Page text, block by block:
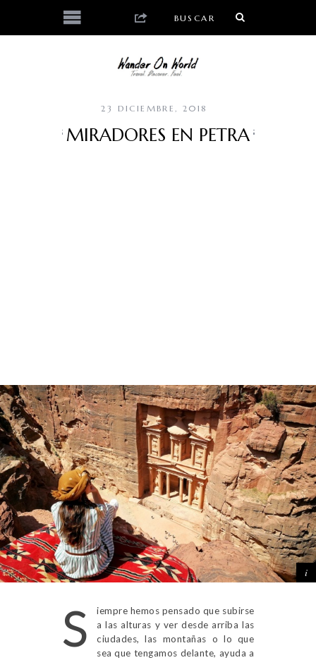
23 DICIEMBRE, 2018
MIRADORES EN PETRA
S
iempre hemos pensado que subirse
a las alturas y ver desde arriba las
ciudades, las montañas o lo que
sea que tengamos delante, ayuda a